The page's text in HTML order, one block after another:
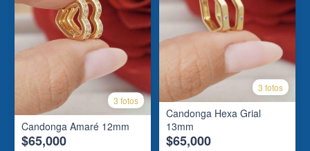
3 fotos
Candonga Amaré 12mm
$65,000
3 fotos
Candonga Hexa Grial
13mm
$65,000